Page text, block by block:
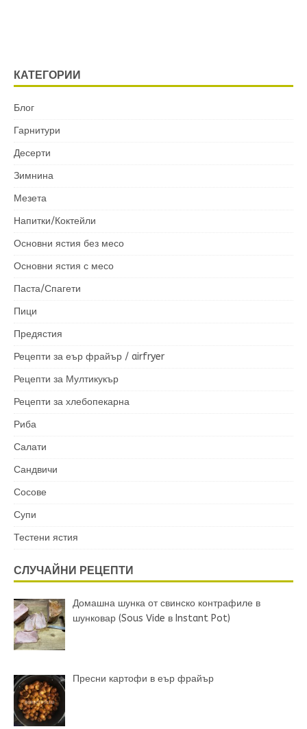
КАТЕГОРИИ
Блог
Гарнитури
Десерти
Зимнина
Мезета
Напитки/Коктейли
Основни ястия без месо
Основни ястия с месо
Паста/Спагети
Пици
Предястия
Рецепти за еър фрайър / airfryer
Рецепти за Мултикукър
Рецепти за хлебопекарна
Риба
Салати
Сандвичи
Сосове
Супи
Тестени ястия
СЛУЧАЙНИ РЕЦЕПТИ
Домашна шунка от свинско контрафиле в
шунковар (Sous Vide в Instant Pot)
Пресни картофи в еър фрайър